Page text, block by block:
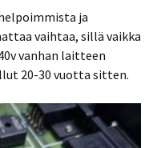
ja
vaihtaa, sillä vaikka
vanhan laitteen
20-30 vuotta sitten.